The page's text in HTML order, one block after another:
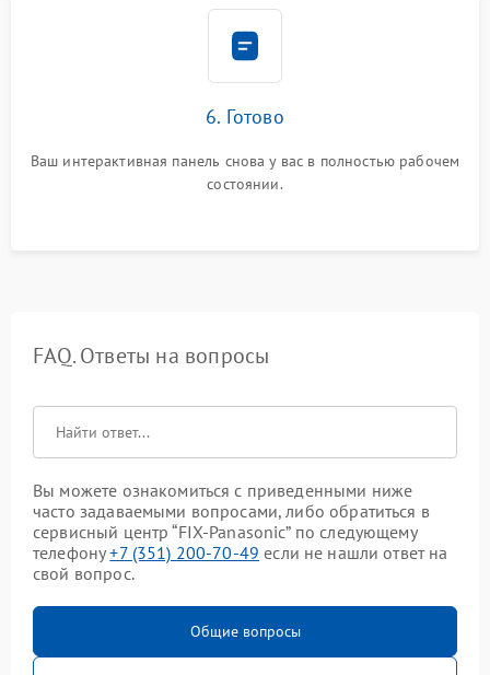
6. Готово
Ваш интерактивная панель снова у вас в полностью рабочем
состоянии.
FAQ. Ответы на вопросы
Вы можете ознакомиться с приведенными ниже
часто задаваемыми вопросами, либо обратиться в
сервисный центр “FIX-Panasonic” по следующему
телефону+7 (351) 200-70-49 если не нашли ответ на
свой вопрос.
Общие вопросы